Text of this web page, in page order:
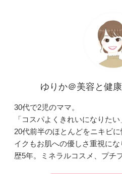
ゆりか＠美容と健
30代で2児のママ。
「コスパよくきれいになりた
20代前半のほとんどをニキビ
イクもお肌への優しさ重視に
歴5年。ミネラルコスメ、プチ